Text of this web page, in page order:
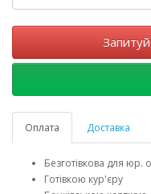
Оплата Доставка
Безготівкова для юр.
Готівкою кур'єру